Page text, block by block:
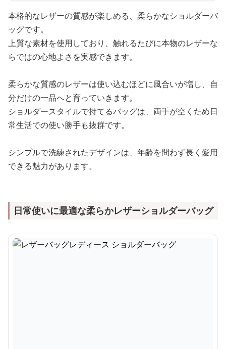
本格的なレザーの質感が楽しめる、柔らかなショルダーバ
ッグです。
上質な素材を使用しており、触れるたびに本物のレザーな
らではの心地よさを実感できます。
柔らかな質感のレザーは使い込むほどに風合いが増し、自
分だけの一品へと育っていきます。
ショルダースタイルで持てるバッグは、両手が空くため日
常生活での使い勝手も抜群です。
シンプルで洗練されたデザインは、年齢を問わず長く愛用
できる魅力があります。
日常使いに最適な柔らかレザーショルダーバッグ